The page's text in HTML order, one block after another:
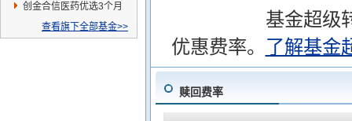
持有混合C
创金合信医药优选3个月
持有混合A
查看旗下全部基金>>
基金超级
优惠费率。 了解基金
赎回费率